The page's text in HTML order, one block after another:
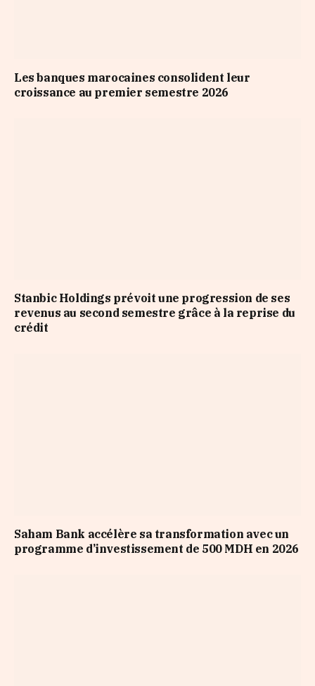
Les banques marocaines consolident leur
croissance au premier semestre 2026
Stanbic Holdings prévoit une progression de ses
revenus au second semestre grâce à la reprise du
crédit
Saham Bank accélère sa transformation avec un
programme d’investissement de 500 MDH en 2026